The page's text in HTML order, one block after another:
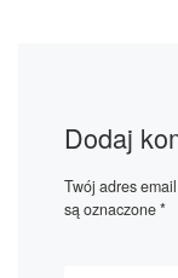
Dodaj
Twój adres
są oznaczone*